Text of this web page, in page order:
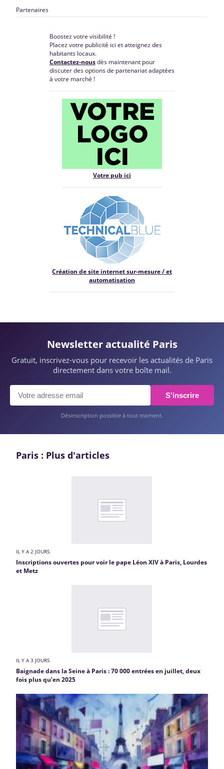
Partenaires
Boostez votre visibilité !
Placez votre publicité ici et atteignez des
habitants locaux.
Contactez-nousdès maintenant pour
discuter des options de partenariat adaptées
à votre marché !
Votre pub ici
Création de site internet sur-mesure / et
automatisation
Newsletter actualité Paris
Gratuit, inscrivez-vous pour recevoir les actualités de Paris
directement dans votre boîte mail.
S'inscrire
Désinscription possible à tout moment.
Paris : Plus d'articles
IL Y A 2 JOURS
Inscriptions ouvertes pour voir le pape Léon XIV à Paris, Lourdes
et Metz
IL Y A 3 JOURS
Baignade dans la Seine à Paris : 70 000 entrées en juillet, deux
fois plus qu’en 2025